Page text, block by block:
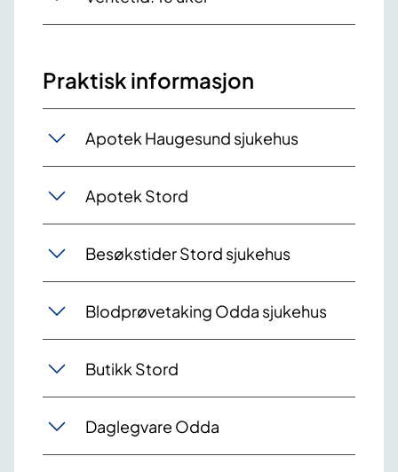
Praktisk informasjon
Apotek Haugesund sjukehus
Apotek Stord
Besøkstider Stord sjukehus
Blodprøvetaking Odda sjukehus
Butikk Stord
Daglegvare Odda